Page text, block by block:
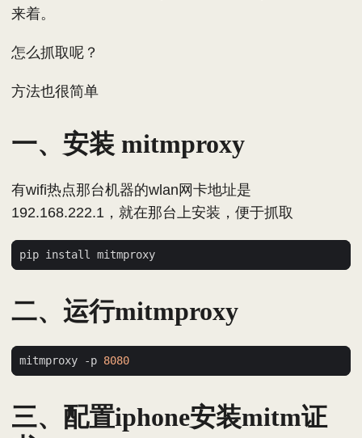
来着。
怎么抓取呢？
方法也很简单
一、安装 mitmproxy
有wifi热点那台机器的wlan网卡地址是
192.168.222.1，就在那台上安装，便于抓取
二、运行mitmproxy
mitmproxy -p 8080
三、配置iphone安装mitm证